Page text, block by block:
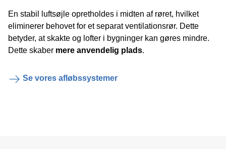
En stabil luftsøjle opretholdes i midten af røret, hvilket
eliminerer behovet for et separat ventilationsrør. Dette
betyder, at skakte og lofter i bygninger kan gøres mindre.
Dette skaber mere anvendelig plads.
Se vores afløbssystemer